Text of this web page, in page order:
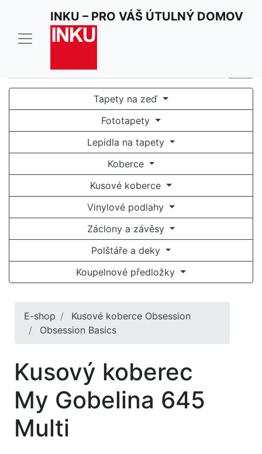
Pro optimální funkci našich stránek používáme cookies.
Užíváním stránek inku.cz souhlasíte s jejich
používáním.
Rozumím a souhlasím
INKU – PRO VÁŠ ÚTULNÝ DOMOV
Tapety na zeď
Fototapety
Lepidla na tapety
Koberce
Kusové koberce
Vinylové podlahy
Záclony a závěsy
Polštáře a deky
Koupelnové předložky
E-shop
Kusové koberce Obsession
Obsession Basics
Kusový koberec
My Gobelina 645
Multi